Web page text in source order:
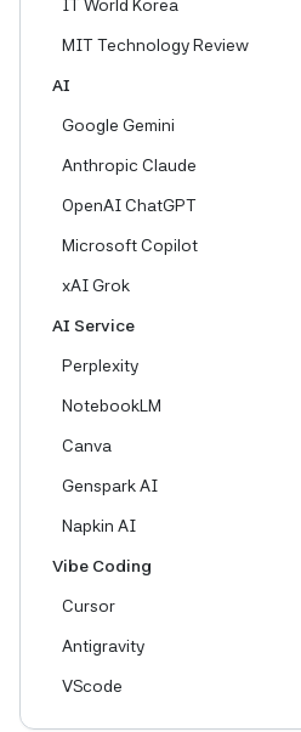
IT World Korea
MIT Technology Review
AI
Google Gemini
Anthropic Claude
OpenAI ChatGPT
Microsoft Copilot
xAI Grok
AI Service
Perplexity
NotebookLM
Canva
Genspark AI
Napkin AI
Vibe Coding
Cursor
Antigravity
VScode